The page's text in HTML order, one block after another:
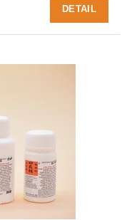
DETAIL